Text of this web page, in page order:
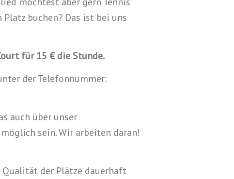
buchen? Das ist bei uns
für 15 € die Stunde.
der Telefonnummer:
auch über unser
sein. Wir arbeiten daran!
Qualität der Plätze dauerhaft